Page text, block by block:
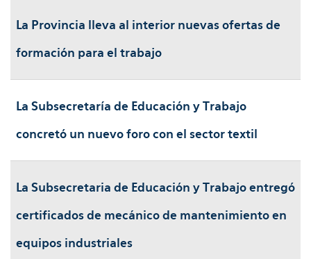
La Provincia lleva al interior nuevas ofertas de
formación para el trabajo
La Subsecretaría de Educación y Trabajo
concretó un nuevo foro con el sector textil
La Subsecretaria de Educación y Trabajo entregó
certificados de mecánico de mantenimiento en
equipos industriales